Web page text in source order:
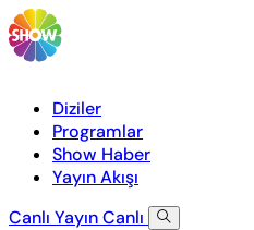
Diziler
Programlar
Show Haber
Yayın Akışı
Canlı YayınCanlı